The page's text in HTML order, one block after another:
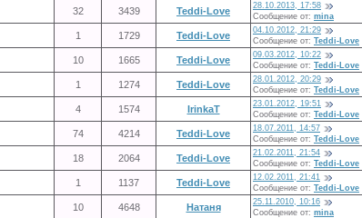
32 3439 Teddi-Love
28.10.2013, 17:58
Сообщение от: mina
1 1729 Teddi-Love
04.10.2012, 21:29
Сообщение от: Teddi-Love
10 1665 Teddi-Love
09.03.2012, 10:22
Сообщение от: Teddi-Love
1 1274 Teddi-Love
28.01.2012, 20:29
Сообщение от: Teddi-Love
4 1574 IrinkaT
23.01.2012, 19:51
Сообщение от: Teddi-Love
74 4214 Teddi-Love
18.07.2011, 14:57
Сообщение от: Teddi-Love
18 2064 Teddi-Love
21.02.2011, 21:54
Сообщение от: Teddi-Love
1 1137 Teddi-Love
12.02.2011, 21:41
Сообщение от: Teddi-Love
10 4648 Натаня
25.11.2010, 10:16
Сообщение от: mina